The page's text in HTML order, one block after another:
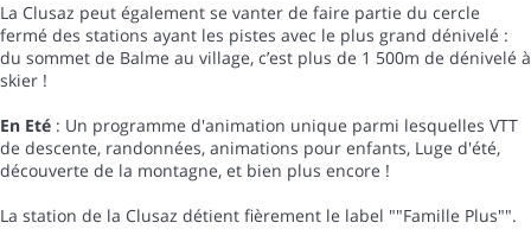
La Clusaz peut également se vanter de faire partie du cercle
fermé des stations ayant les pistes avec le plus grand dénivelé :
du sommet de Balme au village, c’est plus de 1 500m de dénivelé à
skier !
En Eté : Un programme d'animation unique parmi lesquelles VTT
de descente, randonnées, animations pour enfants, Luge d'été,
découverte de la montagne, et bien plus encore !
La station de la Clusaz détient fièrement le label ""Famille Plus"".